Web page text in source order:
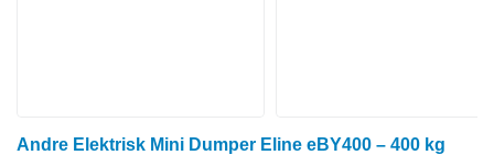
Andre Elektrisk Mini Dumper Eline eBY400 – 400 kg